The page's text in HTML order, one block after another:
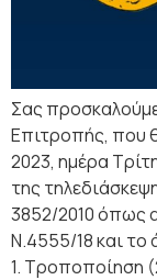
Σας
Επιτροπής, που
2023, ημέρα
της
3852/2010 όπως
Ν.4555/18 και
1. Τροποποίηση